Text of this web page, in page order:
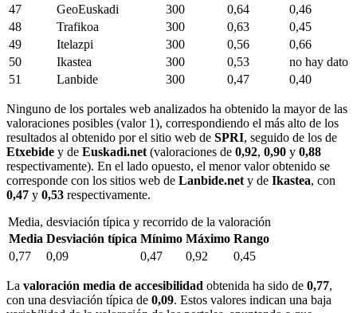
47
GeoEuskadi 300 0,64
0,46
48
Trafikoa 300 0,63
0,45
49
Itelazpi 300 0,56
0,66
50
Ikastea 300 0,53
no hay dato
51
Lanbide 300 0,47 0,40
Ninguno de los portales web analizados ha obtenido la mayor de las
valoraciones posibles (valor 1), correspondiendo el más alto de los
resultados al obtenido por el sitio web de SPRI, seguido de los de
Etxebide y de Euskadi.net (valoraciones de 0,92, 0,90 y 0,88
respectivamente). En el lado opuesto, el menor valor obtenido se
corresponde con los sitios web de Lanbide.net y de Ikastea, con
0,47 y 0,53 respectivamente.
Media, desviación típica y recorrido de la valoración
Media Desviación típica Mínimo Máximo Rango
0,77
0,09 0,47 0,92 0,45
La valoración media de accesibilidad obtenida ha sido de 0,77,
con una desviación típica de 0,09. Estos valores indican una baja